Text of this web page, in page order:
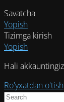
Savatcha
Yopish
Tizimga kirish
Yopish
Hali
Ro'yxatdan o'tish